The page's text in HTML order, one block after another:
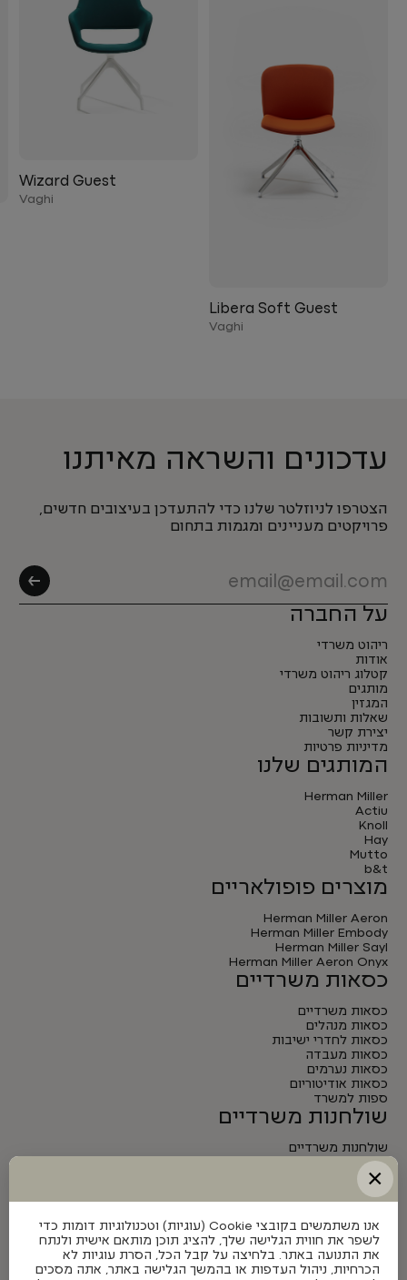
Libera Soft Guest
Vaghi
Wizard Guest
Vaghi
עדכונים והשראה מאיתנו
הצטרפו לניוזלטר שלנו כדי להתעדכן בעיצובים חדשים,
פרויקטים מעניינים ומגמות בתחום
על החברה
ריהוט משרדי
אודות
קטלוג ריהוט משרדי
מותגים
המגזין
שאלות ותשובות
יצירת קשר
מדיניות פרטיות
המותגים שלנו
Herman Miller
Actiu
Knoll
Hay
Mutto
b&t
מוצרים פופולאריים
Herman Miller Aeron
Herman Miller Embody
Herman Miller Sayl
Herman Miller Aeron Onyx
כסאות משרדיים
כסאות משרדיים
כסאות מנהלים
כסאות לחדרי ישיבות
כסאות מעבדה
כסאות נערמים
כסאות אודיטוריום
ספות למשרד
שולחנות משרדיים
שולחנות משרדיים
שולחנות מנהלים
שולחנות לחדרי ישיבות
שולחנות מתכווננים חשמליים
×
אנו משתמשים בקובצי Cookie (עוגיות) וטכנולוגיות דומות כדי
לשפר את חווית הגלישה שלך, להציג תוכן מותאם אישית ולנתח
את התנועה באתר. בלחיצה על קבל הכל, הסרת עוגיות לא
הכרחיות, ניהול העדפות או בהמשך הגלישה באתר, אתה מסכים